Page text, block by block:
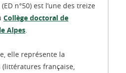
n°50) est l’une des treize
Collège doctoral de
Alpes
elle représente la
française,